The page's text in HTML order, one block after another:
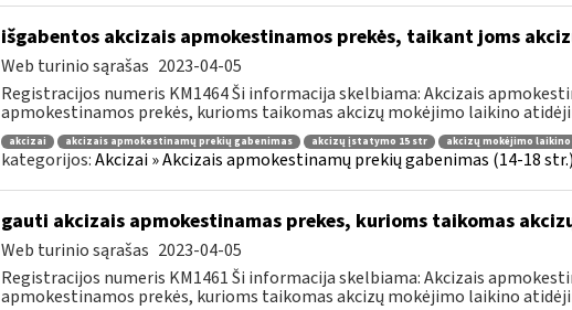
išgabentos akcizais apmokestinamos prekės, taikant joms
Web turinio sąrašas 2023-04-05
Registracijos numeris KM1464 Ši informacija skelbiama: Akcizais
apmokestinamos prekės, kurioms taikomas akcizų mokėjimo laikino
akcizai akcizais apmokestinamų prekių gabenimas akcizų įstatymo 15 str akcizų mokėjimo
kategorijos:Akcizai » Akcizais apmokestinamų prekių gabenimas (14-18 str.)
gauti akcizais apmokestinamas prekes, kurioms taikomas
Web turinio sąrašas 2023-04-05
Registracijos numeris KM1461 Ši informacija skelbiama: Akcizais
apmokestinamos prekės, kurioms taikomas akcizų mokėjimo laikino